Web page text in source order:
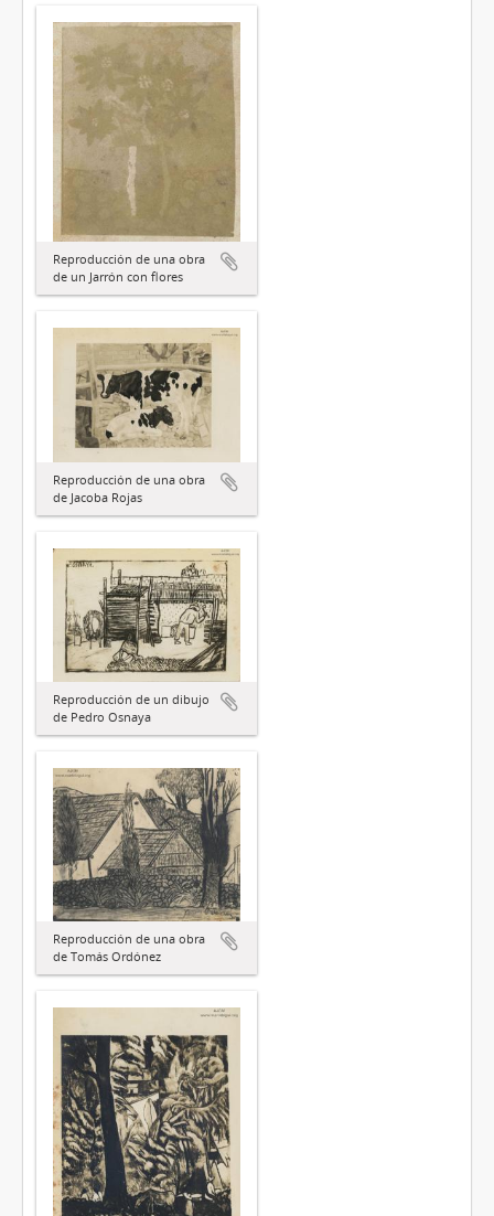
Reproducción de una obra
de un Jarrón con flores
Reproducción de una obra
de Jacoba Rojas
Reproducción de un dibujo
de Pedro Osnaya
Reproducción de una obra
de Tomás Ordónez